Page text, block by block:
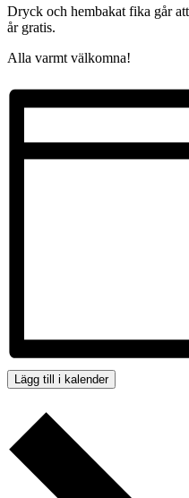
Dryck och hembakat fika går
år gratis.
Alla varmt välkomna!
Lägg till i kalender